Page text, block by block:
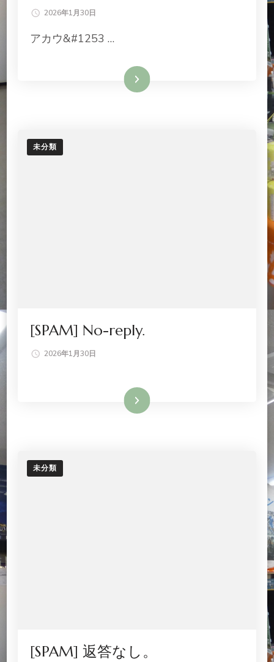
2026年1月30日
アカウ&#1253 …
続きを読む
未分類
[SPAM] No-reply.
2026年1月30日
続きを読む
未分類
[SPAM] 返答なし。